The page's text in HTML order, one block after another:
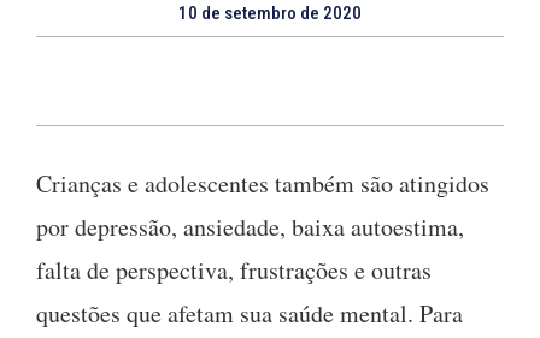
10 de setembro de 2020
Crianças e adolescentes também são atingidos
por depressão, ansiedade, baixa autoestima,
falta de perspectiva, frustrações e outras
questões que afetam sua saúde mental. Para